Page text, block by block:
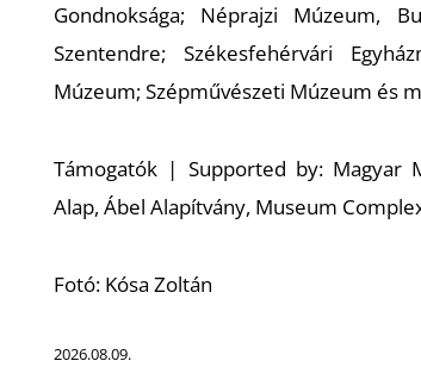
Gondnoksága; Néprajzi Múzeum,
Szentendre; Székesfehérvári
Múzeum; Szépművészeti Múzeum és
Támogatók | Supported by: Magyar
Alap, Ábel Alapítvány, Museum
Fotó: Kósa Zoltán
2026.08.09.